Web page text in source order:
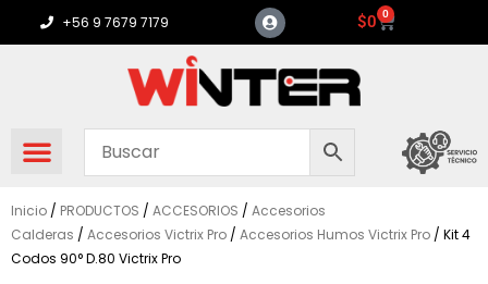
+56 9 7679 7179 $0 0
Carrito
Inicio / PRODUCTOS / ACCESORIOS / Accesorios
Calderas / Accesorios Victrix Pro / Accesorios Humos Victrix Pro / Kit 4
Codos 90° D.80 Victrix Pro